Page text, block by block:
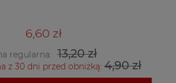
6,60 zł
regularna: 13,20 zł
z 30 dni przed obniżką:4,90 zł